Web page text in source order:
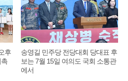
후
촉
송영길 민주당 전당대회 당대표 후
보는 7월 15일 여의도 국회 소통관
에서